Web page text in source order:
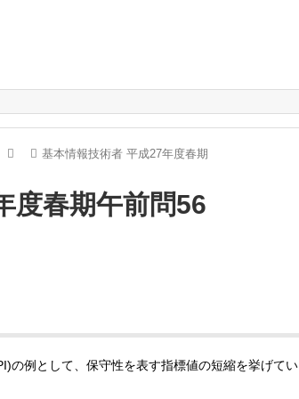
基本情報技術者 平成27年度春期
度春期午前問56
の例として、保守性を表す指標値の短縮を挙げてい